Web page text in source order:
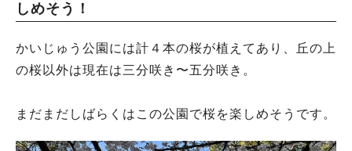
しめそう！
かいじゅう公園には計４本の桜が植えてあり、丘の上
の桜以外は現在は三分咲き〜五分咲き。
まだまだしばらくはこの公園で桜を楽しめそうです。